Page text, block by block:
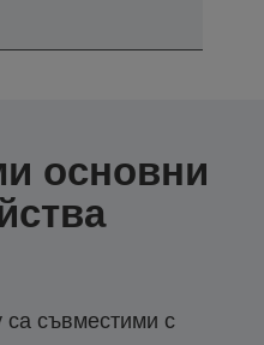
основни
съвместими с